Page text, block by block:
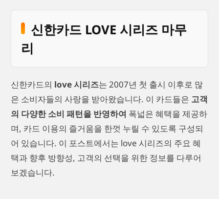
신한카드 LOVE 시리즈 마무
리
신한카드의 love 시리즈는 2007년 첫 출시 이후로 많
은 소비자들의 사랑을 받아왔습니다. 이 카드들은 고객
의 다양한 소비 패턴을 반영하여 폭넓은 혜택을 제공하
며, 카드 이용의 즐거움을 한껏 누릴 수 있도록 구성되
어 있습니다. 이 포스트에서는 love 시리즈의 주요 혜
택과 향후 방향성, 고객의 선택을 위한 정보를 다루어
보겠습니다.